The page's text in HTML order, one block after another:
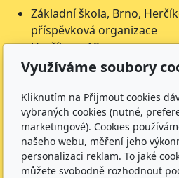
Základní škola, Brno,
příspěvková organizace
Herčíkova 19
612 00 Brno
Nejsme plátci DPH
Čísla účtů
Škola: 27225621/0100
Jídelna: 1027831896/0100
Využíváme soubory
Kliknutím na Přijmout cookies
vybraných cookies (nutné,
marketingové). Cookies
našeho webu, měření jeho
personalizaci reklam. To jaké
můžete svobodně rozhodnout